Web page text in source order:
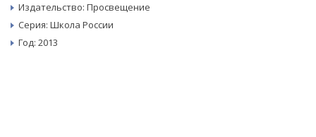
Издательство: Просвещение
Серия: Школа России
Год: 2013